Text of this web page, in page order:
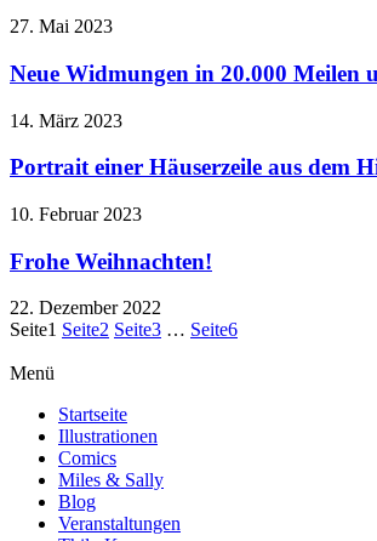
27. Mai 2023
Neue Widmungen in 20.000 Meilen
14. März 2023
Portrait einer Häuserzeile aus dem
10. Februar 2023
Frohe Weihnachten!
22. Dezember 2022
Seite1 Seite2 Seite3 … Seite6
Menü
Startseite
Illustrationen
Comics
Miles & Sally
Blog
Veranstaltungen